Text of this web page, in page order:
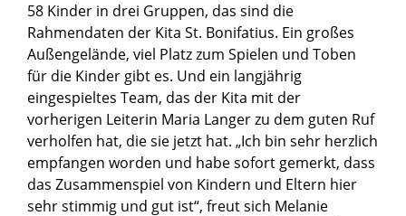
58 Kinder in drei Gruppen, das sind die
Rahmendaten der Kita St. Bonifatius. Ein großes
Außengelände, viel Platz zum Spielen und Toben
für die Kinder gibt es. Und ein langjährig
eingespieltes Team, das der Kita mit der
vorherigen Leiterin Maria Langer zu dem guten Ruf
verholfen hat, die sie jetzt hat. „Ich bin sehr herzlich
empfangen worden und habe sofort gemerkt, dass
das Zusammenspiel von Kindern und Eltern hier
sehr stimmig und gut ist“, freut sich Melanie